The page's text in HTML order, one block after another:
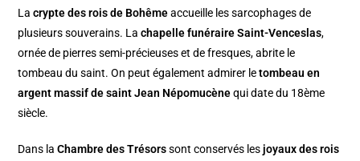
Lacrypte des rois de Bohêmeaccueille les sarcophages de
plusieurs souverains. Lachapelle funéraire Saint-Venceslas,
ornée de pierres semi-précieuses et de fresques, abrite le
tombeau du saint. On peut également admirer letombeau en
argent massif de saint Jean Népomucènequi date du 18ème
siècle.
Dans laChambre des Trésorssont conservés lesjoyaux des rois